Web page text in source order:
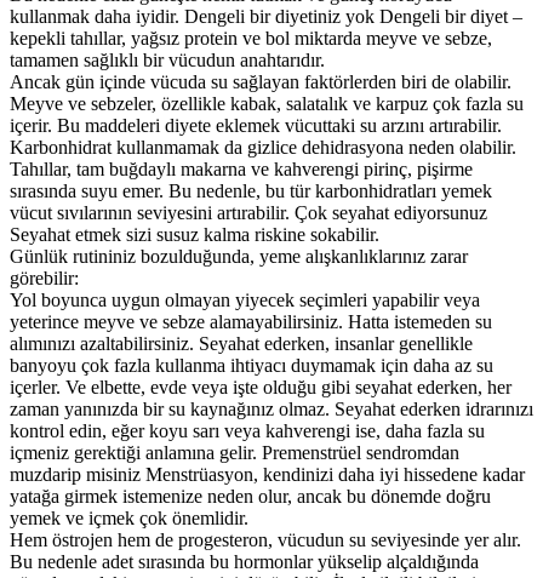
kullanmak daha iyidir. Dengeli bir diyetiniz yok Dengeli bir diyet –
kepekli tahıllar, yağsız protein ve bol miktarda meyve ve sebze,
tamamen sağlıklı bir vücudun anahtarıdır.
Ancak gün içinde vücuda su sağlayan faktörlerden biri de olabilir.
Meyve ve sebzeler, özellikle kabak, salatalık ve karpuz çok fazla su
içerir. Bu maddeleri diyete eklemek vücuttaki su arzını artırabilir.
Karbonhidrat kullanmamak da gizlice dehidrasyona neden olabilir.
Tahıllar, tam buğdaylı makarna ve kahverengi pirinç, pişirme
sırasında suyu emer. Bu nedenle, bu tür karbonhidratları yemek
vücut sıvılarının seviyesini artırabilir. Çok seyahat ediyorsunuz
Seyahat etmek sizi susuz kalma riskine sokabilir.
Günlük rutininiz bozulduğunda, yeme alışkanlıklarınız zarar
görebilir:
Yol boyunca uygun olmayan yiyecek seçimleri yapabilir veya
yeterince meyve ve sebze alamayabilirsiniz. Hatta istemeden su
alımınızı azaltabilirsiniz. Seyahat ederken, insanlar genellikle
banyoyu çok fazla kullanma ihtiyacı duymamak için daha az su
içerler. Ve elbette, evde veya işte olduğu gibi seyahat ederken, her
zaman yanınızda bir su kaynağınız olmaz. Seyahat ederken idrarınızı
kontrol edin, eğer koyu sarı veya kahverengi ise, daha fazla su
içmeniz gerektiği anlamına gelir. Premenstrüel sendromdan
muzdarip misiniz Menstrüasyon, kendinizi daha iyi hissedene kadar
yatağa girmek istemenize neden olur, ancak bu dönemde doğru
yemek ve içmek çok önemlidir.
Hem östrojen hem de progesteron, vücudun su seviyesinde yer alır.
Bu nedenle adet sırasında bu hormonlar yükselip alçaldığında